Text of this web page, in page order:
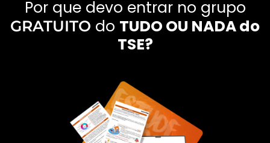
Por que devo entrar no grupo
GRATUITO do TUDO OU NADA do
TSE?